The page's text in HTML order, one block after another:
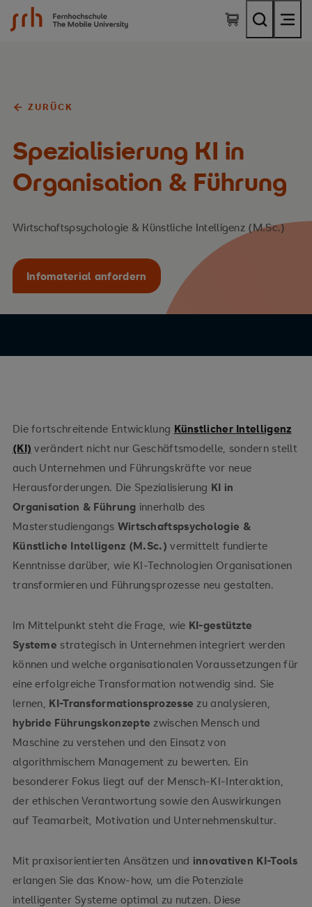
SRH Fernhochschule - The Mobile University
ZURÜCK
Spezialisierung KI in
Organisation & Führung
Wirtschaftspsychologie & Künstliche Intelligenz (M.Sc.)
Infomaterial anfordern
Die fortschreitende Entwicklung Künstlicher Intelligenz
(KI) verändert nicht nur Geschäftsmodelle, sondern stellt
auch Unternehmen und Führungskräfte vor neue
Herausforderungen. Die Spezialisierung KI in
Organisation & Führung innerhalb des
Masterstudiengangs Wirtschaftspsychologie &
Künstliche Intelligenz (M.Sc.) vermittelt fundierte
Kenntnisse darüber, wie KI-Technologien Organisationen
transformieren und Führungsprozesse neu gestalten.
Im Mittelpunkt steht die Frage, wie KI-gestützte
Systeme strategisch in Unternehmen integriert werden
können und welche organisationalen Voraussetzungen für
eine erfolgreiche Transformation notwendig sind. Sie
lernen, KI-Transformationsprozesse zu analysieren,
hybride Führungskonzepte zwischen Mensch und
Maschine zu verstehen und den Einsatz von
algorithmischem Management zu bewerten. Ein
besonderer Fokus liegt auf der Mensch-KI-Interaktion,
der ethischen Verantwortung sowie den Auswirkungen
auf Teamarbeit, Motivation und Unternehmenskultur.
Mit praxisorientierten Ansätzen und innovativen KI-Tools
erlangen Sie das Know-how, um die Potenziale
intelligenter Systeme optimal zu nutzen. Diese